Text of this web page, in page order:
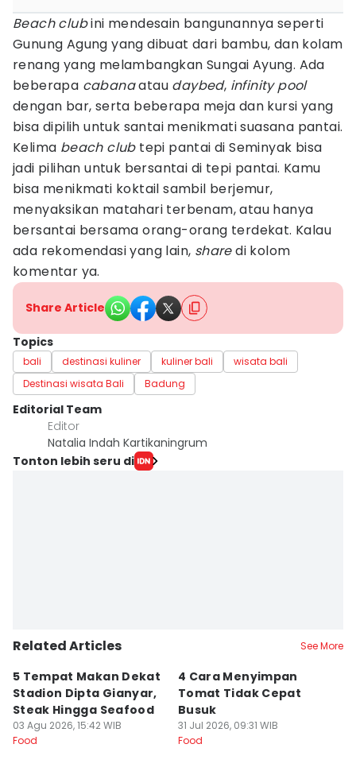
Beach clubini mendesain bangunannya seperti
Gunung Agung yang dibuat dari bambu, dan kolam
renang yang melambangkan Sungai Ayung. Ada
beberapa cabanaatau daybed, infinity pool
dengan bar, serta beberapa meja dan kursi yang
bisa dipilih untuk santai menikmati suasana pantai.
Kelima beach clubtepi pantai di Seminyak bisa
jadi pilihan untuk bersantai di tepi pantai. Kamu
bisa menikmati koktail sambil berjemur,
menyaksikan matahari terbenam, atau hanya
bersantai bersama orang-orang terdekat. Kalau
ada rekomendasi yang lain, sharedi kolom
komentar ya.
Share Article
Topics
bali destinasi kuliner kuliner bali
wisata bali
Destinasi wisata Bali
Badung
Editorial Team
Editor
Natalia Indah Kartikaningrum
Tonton lebih seru di
Related Articles See More
5 Tempat Makan Dekat
Stadion Dipta Gianyar,
Steak Hingga Seafood
03 Agu 2026, 15:42 WIB
Food
4 Cara Menyimpan
Tomat Tidak Cepat
Busuk
31 Jul 2026, 09:31 WIB
Food